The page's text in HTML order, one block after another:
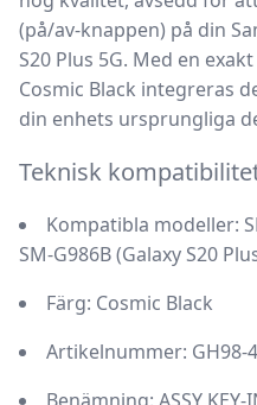
(på/av-knappen) på din
S20 Plus 5G. Med en
Cosmic Black integreras
din enhets ursprungliga
Teknisk
Kompatibla modeller:
SM-G986B (Galaxy S20
Färg: Cosmic Black
Artikelnummer: GH98-